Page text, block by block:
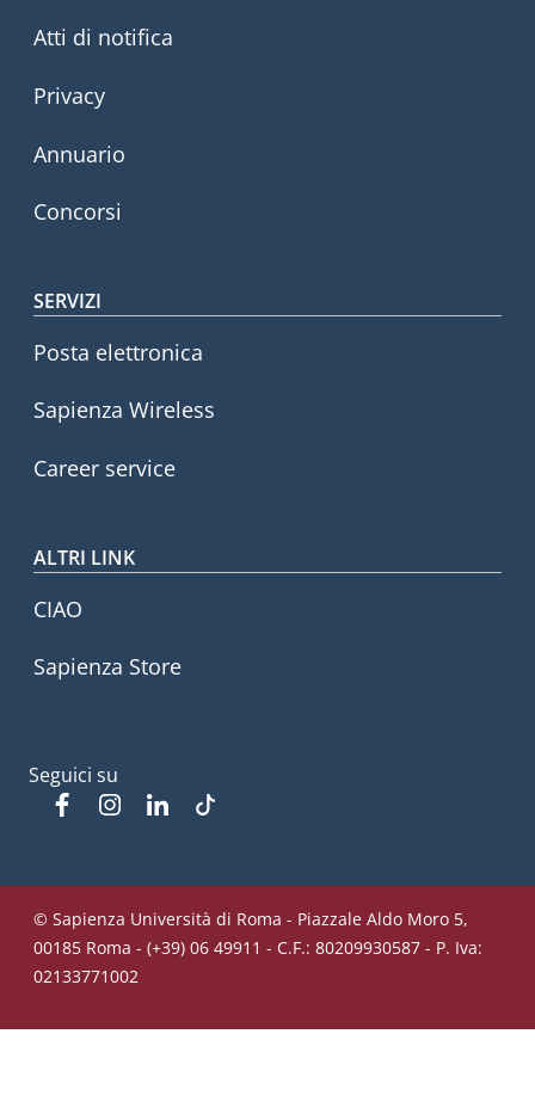
Atti di notifica
Privacy
Annuario
Concorsi
SERVIZI
Posta elettronica
Sapienza Wireless
Career service
ALTRI LINK
CIAO
Sapienza Store
Seguici su
FacebookInstagram
Linkedin
© Sapienza Università di Roma - Piazzale Aldo Moro 5,
00185 Roma - (+39) 06 49911 - C.F.: 80209930587 - P. Iva:
02133771002